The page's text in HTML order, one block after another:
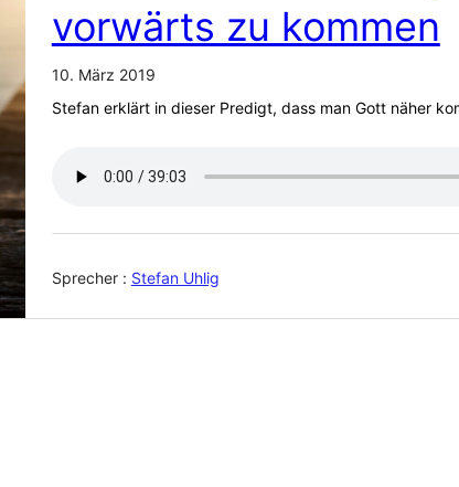
vorwärts zu kommen
10. März 2019
Stefan erklärt in dieser Predigt, dass man Gott näher
Sprecher : Stefan Uhlig